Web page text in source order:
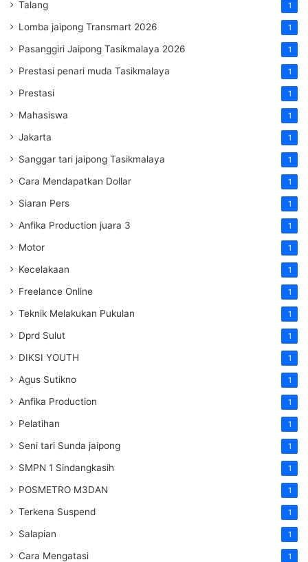
Talang 1
Lomba jaipong Transmart 2026 1
Pasanggiri Jaipong Tasikmalaya 2026 1
Prestasi penari muda Tasikmalaya 1
Prestasi 1
Mahasiswa 1
Jakarta 1
Sanggar tari jaipong Tasikmalaya 1
Cara Mendapatkan Dollar 1
Siaran Pers 1
Anfika Production juara 3 1
Motor 1
Kecelakaan 1
Freelance Online 1
Teknik Melakukan Pukulan 1
Dprd Sulut 1
DIKSI YOUTH 1
Agus Sutikno 1
Anfika Production 1
Pelatihan 1
Seni tari Sunda jaipong 1
SMPN 1 Sindangkasih 1
POSMETRO M3DAN 1
Terkena Suspend 1
Salapian 1
Cara Mengatasi 1